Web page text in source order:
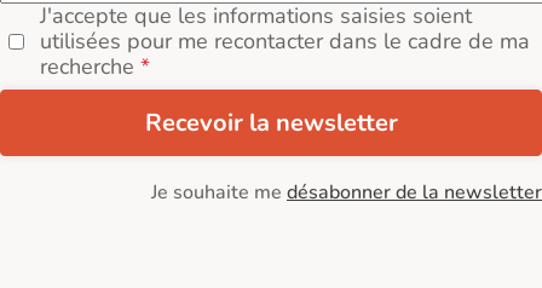
J'accepte que les informations saisies soient
utilisées pour me recontacter dans le cadre de ma
recherche
Recevoir la newsletter
Je souhaite me désabonner de la newsletter